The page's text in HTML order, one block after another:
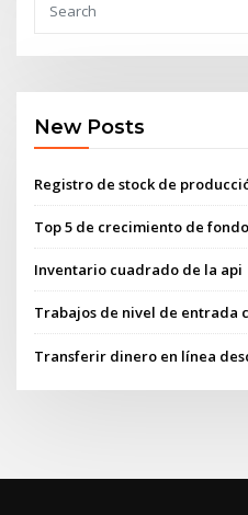
New Posts
Registro de stock de
Top 5 de crecimiento de
Inventario cuadrado de la api
Trabajos de nivel de entrada
Transferir dinero en línea